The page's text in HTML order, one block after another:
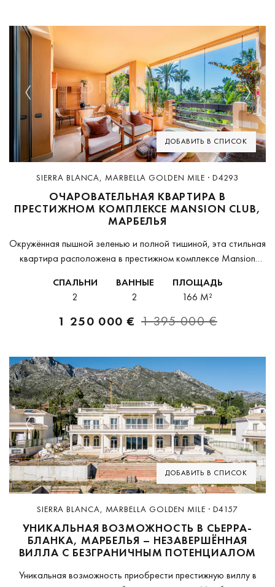
ДОБАВИТЬ В СПИСОК
Previous Next
SIERRA BLANCA, MARBELLA GOLDEN MILE · D4293
ОЧАРОВАТЕЛЬНАЯ КВАРТИРА В
ПРЕСТИЖНОМ КОМПЛЕКСЕ MANSION CLUB,
МАРБЕЛЬЯ
Окружённая пышной зеленью и полной тишиной, эта стильная
квартира расположена в престижном комплексе Mansion
квартире две просторные спальни, каждая со своей ванной...
СПАЛЬНИ
2
ВАННЫЕ
2
ПЛОЩАДЬ
166 M²
1 250 000 € 1 395 000 €
ДОБАВИТЬ В СПИСОК
Previous Next
SIERRA BLANCA, MARBELLA GOLDEN MILE · D4157
УНИКАЛЬНАЯ ВОЗМОЖНОСТЬ В СЬЕРРА-
БЛАНКА, МАРБЕЛЬЯ – НЕЗАВЕРШЁННАЯ
ВИЛЛА С БЕЗГРАНИЧНЫМ ПОТЕНЦИАЛОМ
Уникальная возможность приобрести престижную виллу в